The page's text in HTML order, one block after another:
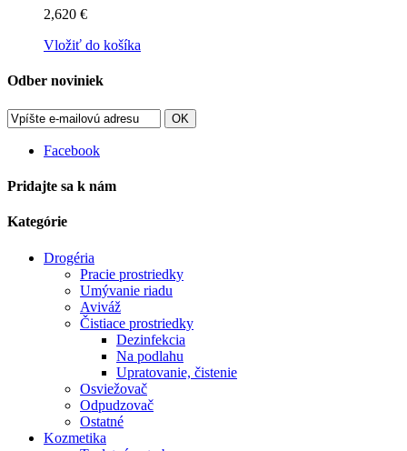
2,620 €
Vložiť do košíka
Odber noviniek
OK
Facebook
Pridajte sa k nám
Kategórie
Drogéria
Pracie prostriedky
Umývanie riadu
Aviváž
Čistiace prostriedky
Dezinfekcia
Na podlahu
Upratovanie, čistenie
Osviežovač
Odpudzovač
Ostatné
Kozmetika